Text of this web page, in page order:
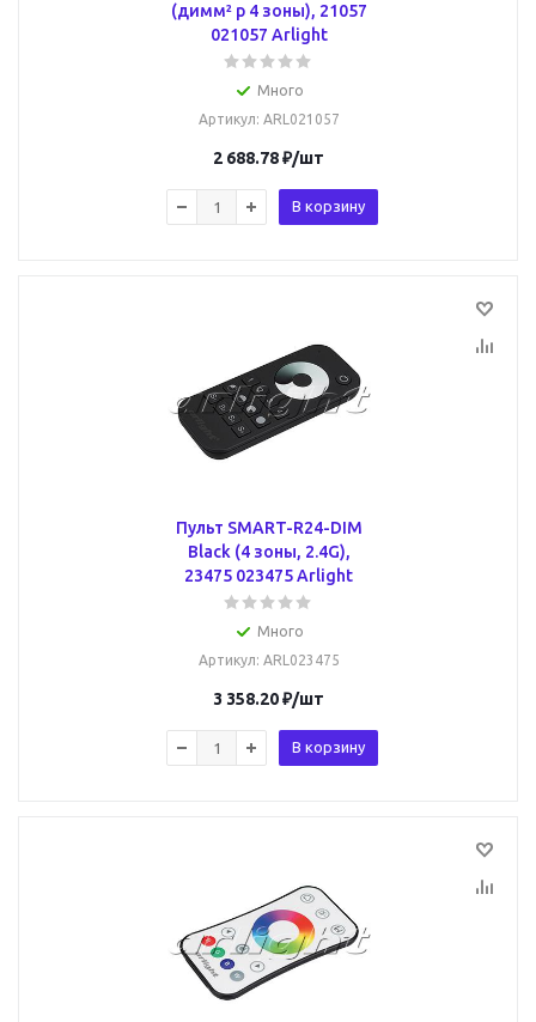
(димм² р 4 зоны), 21057
021057 Arlight
Много
Артикул: ARL021057
2 688.78₽/шт
В корзину
Пульт SMART-R24-DIM
Black (4 зоны, 2.4G),
23475 023475 Arlight
Много
Артикул: ARL023475
3 358.20₽/шт
В корзину